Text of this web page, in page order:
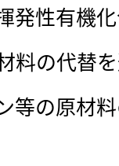
発性有機
料の代替
等の原材